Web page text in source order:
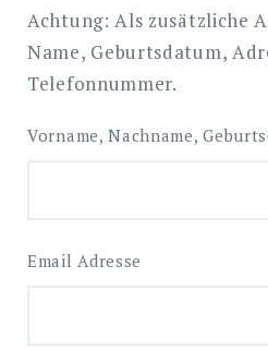
Achtung: Als zusätzliche
Name, Geburtsdatum,
Telefonnummer.
Vorname, Nachname,
Email Adresse